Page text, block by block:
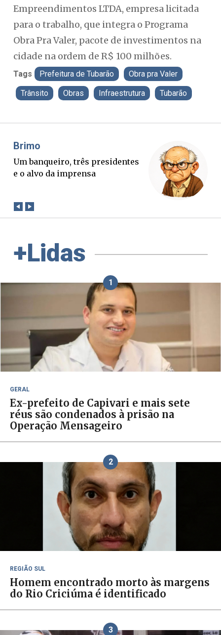
Empreendimentos LTDA, empresa licitada
para o trabalho, que integra o Programa
Obra Pra Valer, pacote de investimentos na
cidade na ordem de R$ 100 milhões.
Tags Prefeitura de Tubarão Obra pra Valer
Trânsito Obras Infraestrutura Tubarão
Misael Elias
O Boato corre mais rápido que a
verdade. Mas quem paga a
+Lidas
1
GERAL
Ex-prefeito de Capivari e mais sete
réus são condenados à prisão na
Operação Mensageiro
2
REGIÃO SUL
Homem encontrado morto às margens
do Rio Criciúma é identificado
3